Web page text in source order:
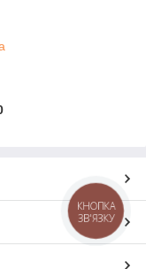
КНОПКА
ЗВ'ЯЗКУ